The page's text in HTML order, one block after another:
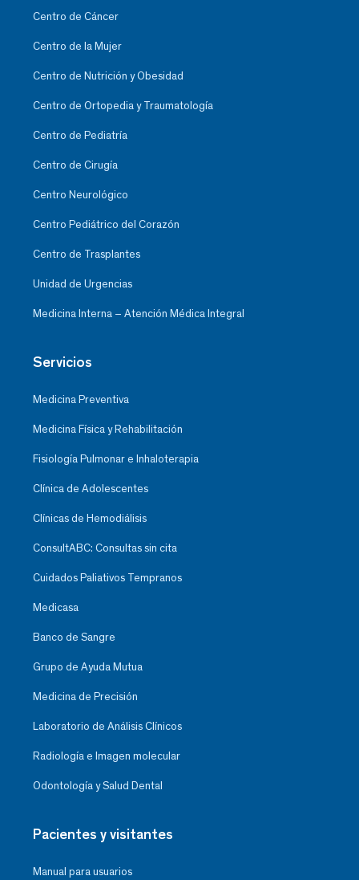
Centro de Cáncer
Centro de la Mujer
Centro de Nutrición y Obesidad
Centro de Ortopedia y Traumatología
Centro de Pediatría
Centro de Cirugía
Centro Neurológico
Centro Pediátrico del Corazón
Centro de Trasplantes
Unidad de Urgencias
Medicina Interna – Atención Médica Integral
Servicios
Medicina Preventiva
Medicina Física y Rehabilitación
Fisiología Pulmonar e Inhaloterapia
Clínica de Adolescentes
Clínicas de Hemodiálisis
ConsultABC: Consultas sin cita
Cuidados Paliativos Tempranos
Medicasa
Banco de Sangre
Grupo de Ayuda Mutua
Medicina de Precisión
Laboratorio de Análisis Clínicos
Radiología e Imagen molecular
Odontología y Salud Dental
Pacientes y visitantes
Manual para usuarios